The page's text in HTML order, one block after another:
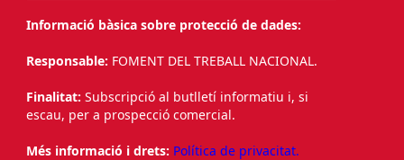
Informació bàsica sobre protecció de dades:
Responsable: FOMENT DEL TREBALL NACIONAL.
Finalitat: Subscripció al butlletí informatiu i, si
escau, per a prospecció comercial.
Més informació i drets: Política de privacitat.